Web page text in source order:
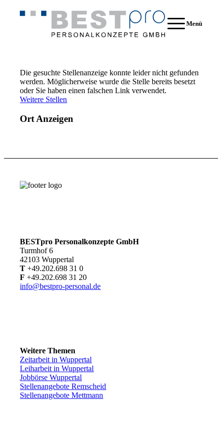
Menü
Die gesuchte Stellenanzeige konnte leider nicht gefunden
werden. Möglicherweise wurde die Stelle bereits besetzt
oder Sie haben einen falschen Link verwendet.
Weitere Stellen
Ort Anzeigen
BESTpro Personalkonzepte GmbH
Turmhof 6
42103 Wuppertal
T +49.202.698 31 0
F +49.202.698 31 20
info@bestpro-personal.de
Weitere Themen
Zeitarbeit in Wuppertal
Leiharbeit in Wuppertal
Jobbörse Wuppertal
Stellenangebote Remscheid
Stellenangebote Mettmann